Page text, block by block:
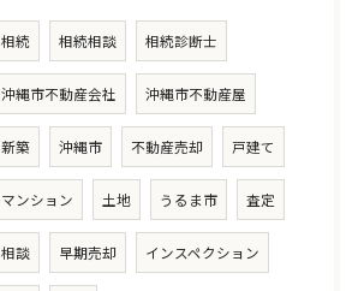
相続 相続相談 相続診断士
沖縄市不動産会社 沖縄市不動産屋
新築 沖縄市 不動産売却 戸建て
マンション 土地 うるま市 査定
相談 早期売却 インスペクション